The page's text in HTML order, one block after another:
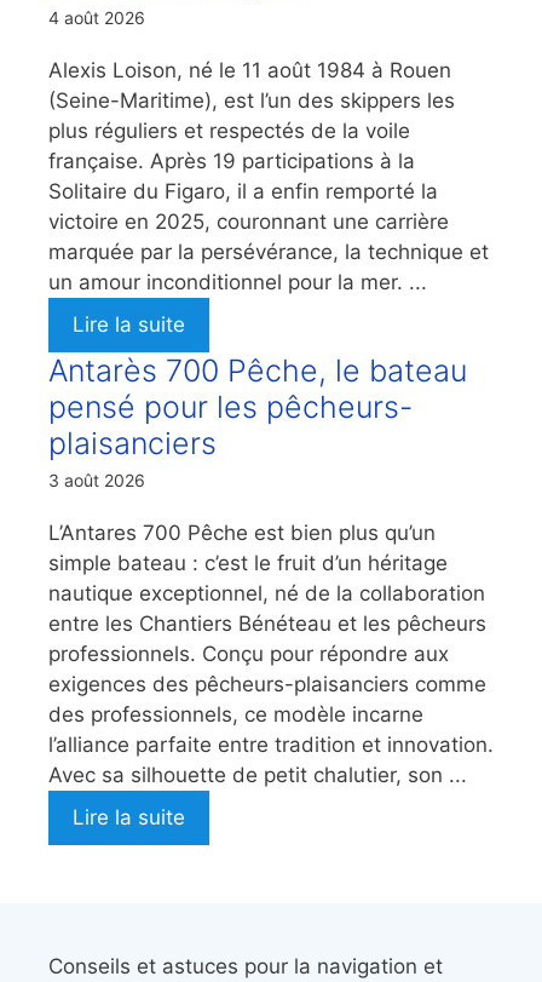
4 août 2026
Alexis Loison, né le 11 août 1984 à Rouen
(Seine-Maritime), est l’un des skippers les
plus réguliers et respectés de la voile
française. Après 19 participations à la
Solitaire du Figaro, il a enfin remporté la
victoire en 2025, couronnant une carrière
marquée par la persévérance, la technique et
un amour inconditionnel pour la mer. ...
Lire la suite
Antarès 700 Pêche, le bateau
pensé pour les pêcheurs-
plaisanciers
3 août 2026
L’Antares 700 Pêche est bien plus qu’un
simple bateau : c’est le fruit d’un héritage
nautique exceptionnel, né de la collaboration
entre les Chantiers Bénéteau et les pêcheurs
professionnels. Conçu pour répondre aux
exigences des pêcheurs-plaisanciers comme
des professionnels, ce modèle incarne
l’alliance parfaite entre tradition et innovation.
Avec sa silhouette de petit chalutier, son ...
Lire la suite
Conseils et astuces pour la navigation et